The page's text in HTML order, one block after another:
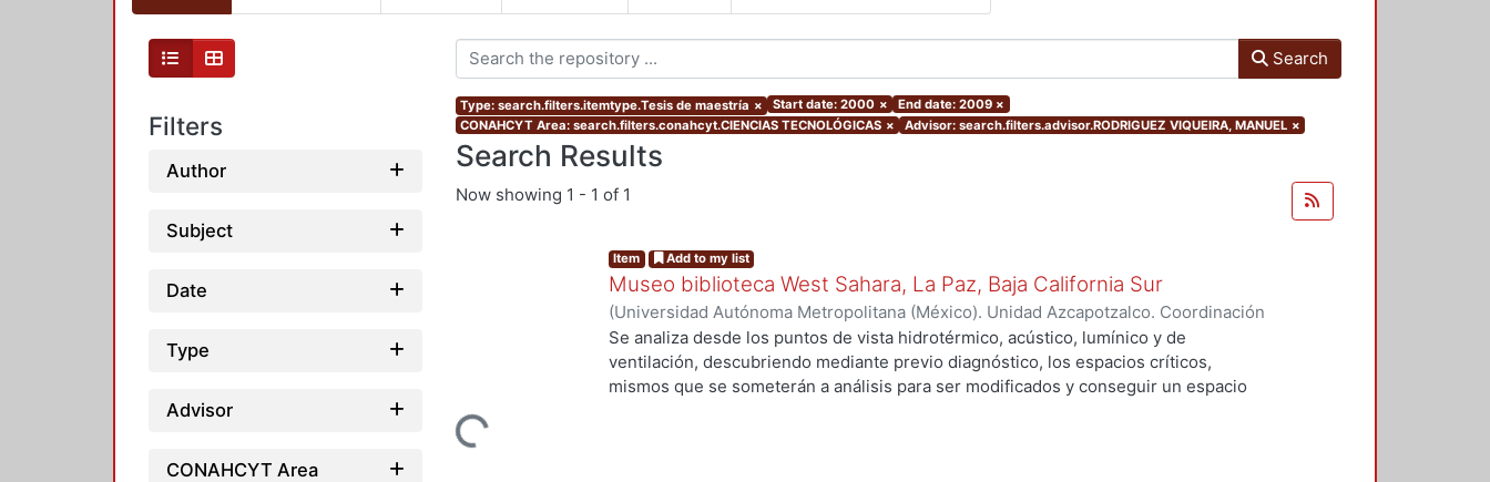
Filters
Author
Subject
Date
Type
Advisor
CONAHCYT Area
Search
Type: search.filters.itemtype.Tesis de maestría × Start date: 2000 × End date: 2009 ×
CONAHCYT Area: search.filters.conahcyt.CIENCIAS TECNOLÓGICAS × Advisor: search.filters.advisor.RODRIGUEZ VIQUEIRA, MANUEL ×
Search Results
Now showing 1 - 1 of 1
Loading...
Item Add to my list
Museo biblioteca West Sahara, La Paz, Baja California Sur
(Universidad Autónoma Metropolitana (México). Unidad Azcapotzalco. Coordinación
de Servicios de Información. ,2005)Canizal Arevalo, Dimpna Marbella
Se analiza desde los puntos de vista hidrotérmico, acústico, lumínico y de
ventilación, descubriendo mediante previo diagnóstico, los espacios críticos,
mismos que se someterán a análisis para ser modificados y conseguir un espacio